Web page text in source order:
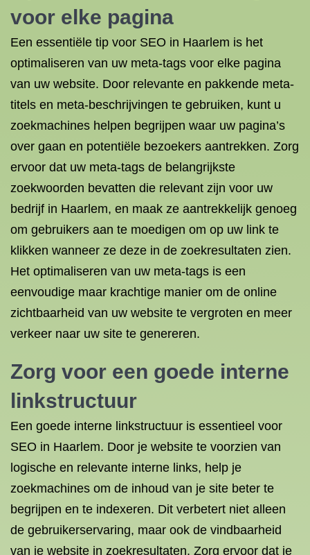
voor elke pagina
Een essentiële tip voor SEO in Haarlem is het
optimaliseren van uw meta-tags voor elke pagina
van uw website. Door relevante en pakkende meta-
titels en meta-beschrijvingen te gebruiken, kunt u
zoekmachines helpen begrijpen waar uw pagina’s
over gaan en potentiële bezoekers aantrekken. Zorg
ervoor dat uw meta-tags de belangrijkste
zoekwoorden bevatten die relevant zijn voor uw
bedrijf in Haarlem, en maak ze aantrekkelijk genoeg
om gebruikers aan te moedigen om op uw link te
klikken wanneer ze deze in de zoekresultaten zien.
Het optimaliseren van uw meta-tags is een
eenvoudige maar krachtige manier om de online
zichtbaarheid van uw website te vergroten en meer
verkeer naar uw site te genereren.
Zorg voor een goede interne
linkstructuur
Een goede interne linkstructuur is essentieel voor
SEO in Haarlem. Door je website te voorzien van
logische en relevante interne links, help je
zoekmachines om de inhoud van je site beter te
begrijpen en te indexeren. Dit verbetert niet alleen
de gebruikerservaring, maar ook de vindbaarheid
van je website in zoekresultaten. Zorg ervoor dat je